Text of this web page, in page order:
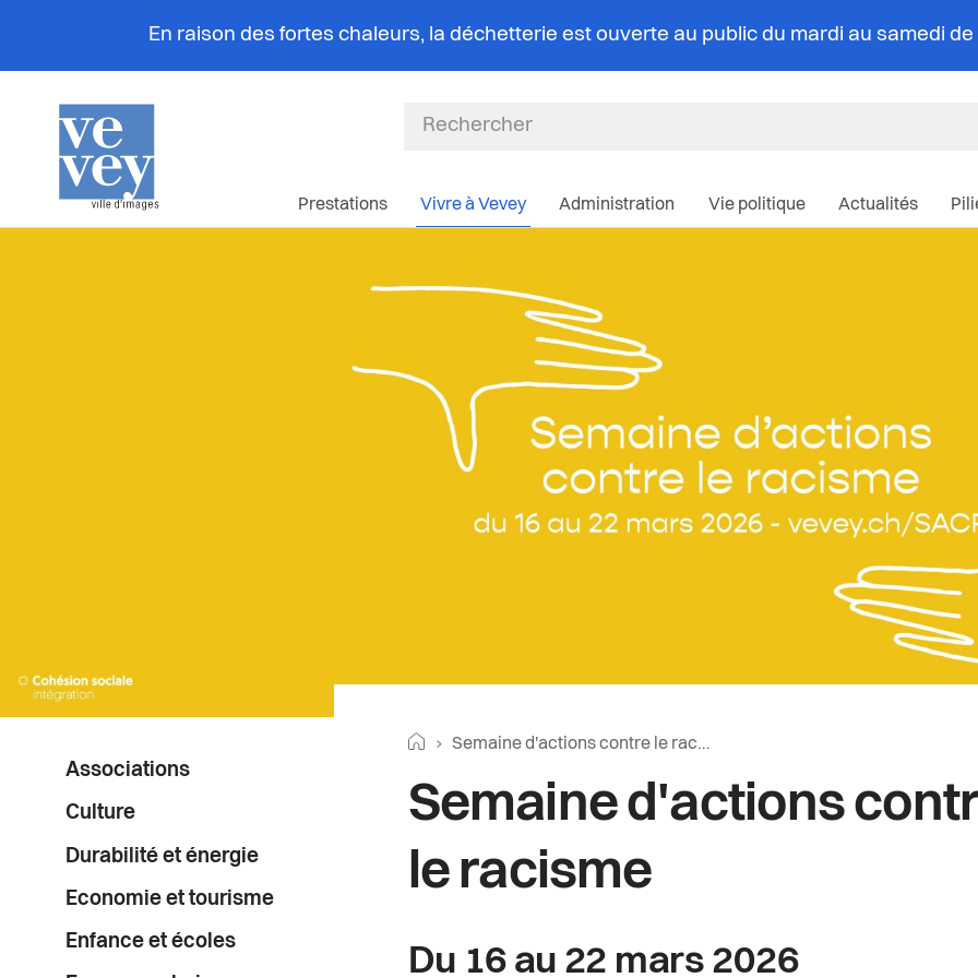
En raison des fortes chaleurs, la déchetterie est ouverte au public du mardi au samedi
Prestations Vivre à Vevey Administration Vie politique Actualités
Fil
d'Ariane
Retourner vers la page d'accueil
Page actuelle:
Semaine d'actions contre le racisme
Semaine d'actions
le racisme
Du 16 au 22 mars 2026
Menu
latéral
Associations
Culture
Durabilité et énergie
Economie et tourisme
Enfance et écoles